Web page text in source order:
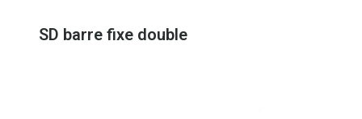
SD barre fixe double